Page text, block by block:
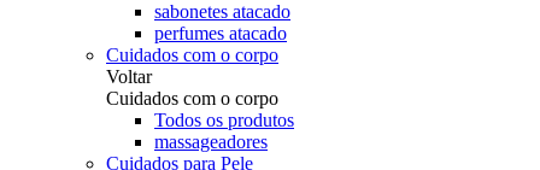
sabonetes atacado
perfumes atacado
Cuidados com o corpo
Voltar
Cuidados com o corpo
Todos os produtos
massageadores
Cuidados para Pele